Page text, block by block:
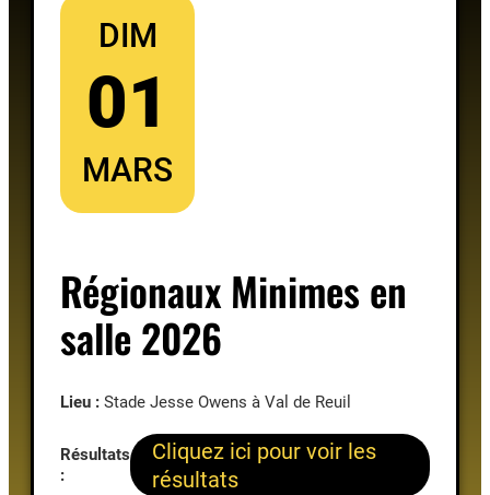
DIM
01
MARS
Régionaux Minimes en
salle 2026
Lieu : Stade Jesse Owens à Val de Reuil
Résultats
:
Cliquez ici pour voir les
résultats